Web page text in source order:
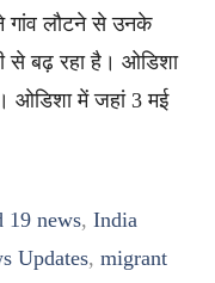
गांव लौटने से उनके
से बढ़ रहा है। ओडिशा
ओडिशा में जहां 3 मई
19 news, India
Updates, migrant